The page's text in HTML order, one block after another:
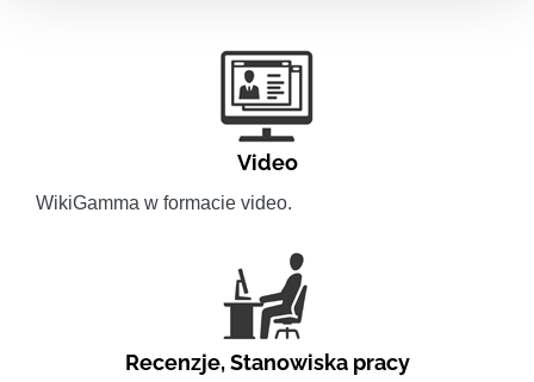
Video
WikiGamma w formacie video.
Recenzje,Stanowiska pracy